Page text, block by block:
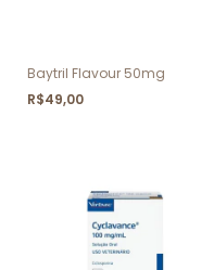
Baytril Flavour 50mg
R$49,00